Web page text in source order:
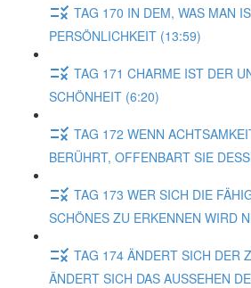
TAG 170 IN DEM, WAS MAN
PERSÖNLICHKEIT (13:59)
TAG 171 CHARME IST DER
SCHÖNHEIT (6:20)
TAG 172 WENN
BERÜHRT, OFFENBART SIE
TAG 173 WER SICH DIE
SCHÖNES ZU ERKENNEN WIRD
TAG 174 ÄNDERT SICH DER
ÄNDERT SICH DAS AUSSEHEN